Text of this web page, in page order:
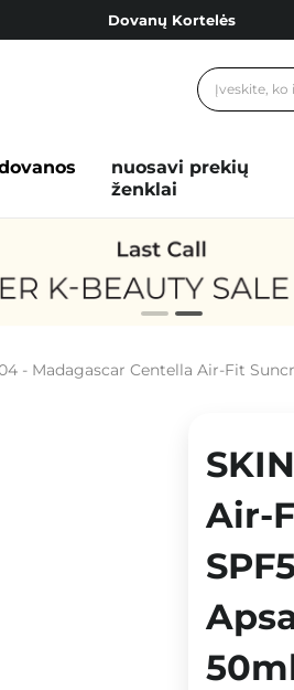
Dovanų Kortelės
Nemokamas pristatymas nuo
nuosavi prekių
ženklai
- Madagascar Centella Air-Fit
Air-